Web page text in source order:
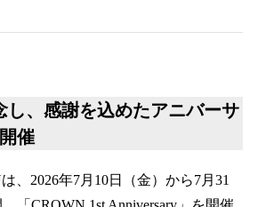
し、感謝を込めたアニバーサ
催
は、2026年7月10日（金）から7月31